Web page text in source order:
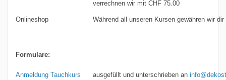
verrechnen wir mit CHF 75.00
Onlineshop Während all unseren Kursen gewähren wir
Formulare:
Anmeldung Tauchkurs ausgefüllt und unterschrieben an